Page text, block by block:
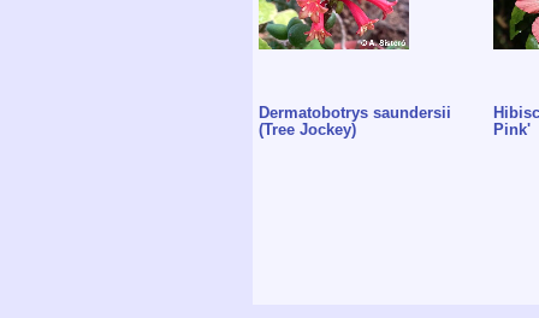
Dermatobotrys saundersii
(Tree Jockey)
Pink'